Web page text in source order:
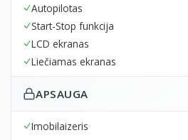
Autopilotas
Start-Stop funkcija
LCD ekranas
Liečiamas ekranas
APSAUGA
Imobilaizeris